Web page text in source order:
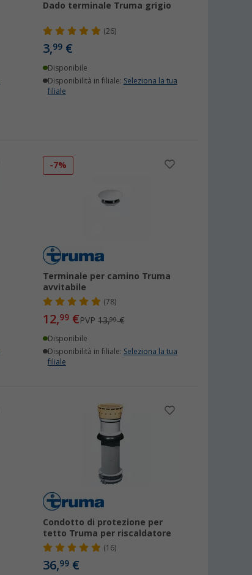
Dado terminale Truma grigio
(26)
3,99 €
Disponibile
Disponibilità in filiale: Seleziona la tua
filiale
-7%
Terminale per camino Truma
avvitabile
(78)
12,99 €PVP13,99€
Disponibile
Disponibilità in filiale: Seleziona la tua
filiale
Condotto di protezione per
tetto Truma per riscaldatore
(16)
36,99 €